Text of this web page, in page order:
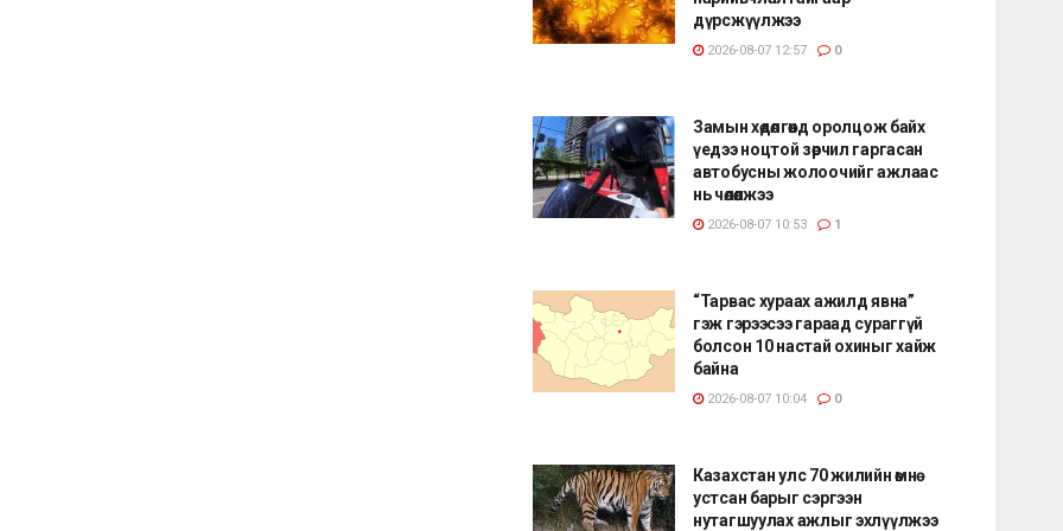
дүрсжүүлжээ
2026-08-07 12:57 0
Замын хөдөлгөөнд оролцож байх
үедээ ноцтой зөрчил гаргасан
автобусны жолоочийг ажлаас
нь чөлөөлжээ
2026-08-07 10:53 1
“Тарвас хураах ажилд явна”
гэж гэрээсээ гараад сураггүй
болсон 10 настай охиныг хайж
байна
2026-08-07 10:04 0
Казахстан улс 70 жилийн өмнө
устсан барыг сэргээн
нутагшуулах ажлыг эхлүүлжээ